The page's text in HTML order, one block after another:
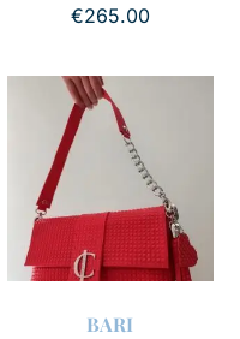
€265.00
BARI